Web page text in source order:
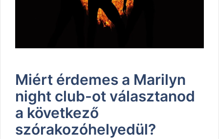
Miért érdemes a Marilyn
night club-ot választanod
a következő
szórakozóhelyedül?